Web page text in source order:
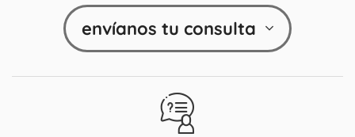
envíanos tu consulta